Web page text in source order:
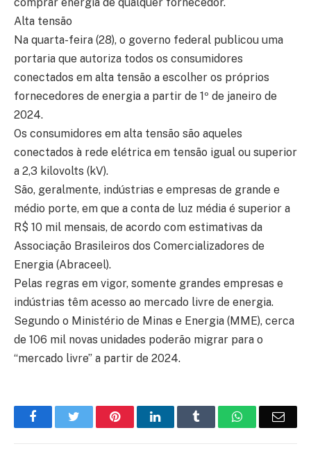
Alta tensão
Na quarta-feira (28), o governo federal publicou uma
portaria que autoriza todos os consumidores
conectados em alta tensão a escolher os próprios
fornecedores de energia a partir de 1º de janeiro de
2024.
Os consumidores em alta tensão são aqueles
conectados à rede elétrica em tensão igual ou superior
a 2,3 kilovolts (kV).
São, geralmente, indústrias e empresas de grande e
médio porte, em que a conta de luz média é superior a
R$ 10 mil mensais, de acordo com estimativas da
Associação Brasileiros dos Comercializadores de
Energia (Abraceel).
Pelas regras em vigor, somente grandes empresas e
indústrias têm acesso ao mercado livre de energia.
Segundo o Ministério de Minas e Energia (MME), cerca
de 106 mil novas unidades poderão migrar para o
“mercado livre” a partir de 2024.
FacebookTwitter PinterestLinkedIn Tumblr WhatsApp